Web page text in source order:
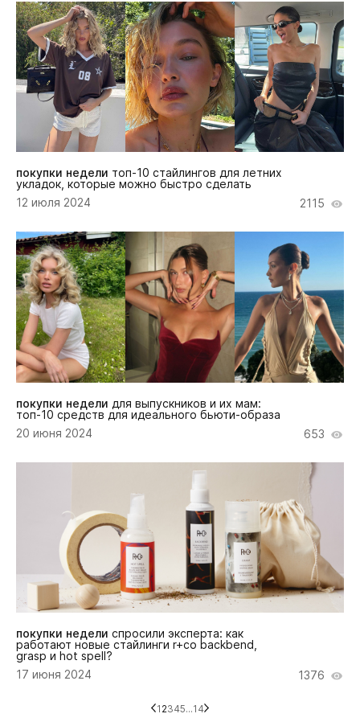
покупки недели топ-10 стайлингов для летних
укладок, которые можно быстро сделать
12 июля 2024
2115
покупки недели для выпускников и их мам:
топ-10 средств для идеального бьюти-образа
20 июня 2024
653
покупки недели спросили эксперта: как
работают новые стайлинги r+co backbend,
grasp и hot spell?
17 июня 2024
1376
1 2345...14